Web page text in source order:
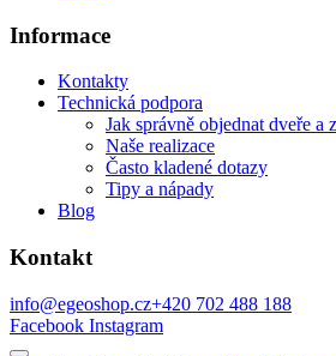
Informace
Kontakty
Technická podpora
Jak správně objednat dveře a
Naše realizace
Často kladené dotazy
Tipy a nápady
Blog
Kontakt
info@egeoshop.cz+420 702 488 188
Facebook Instagram